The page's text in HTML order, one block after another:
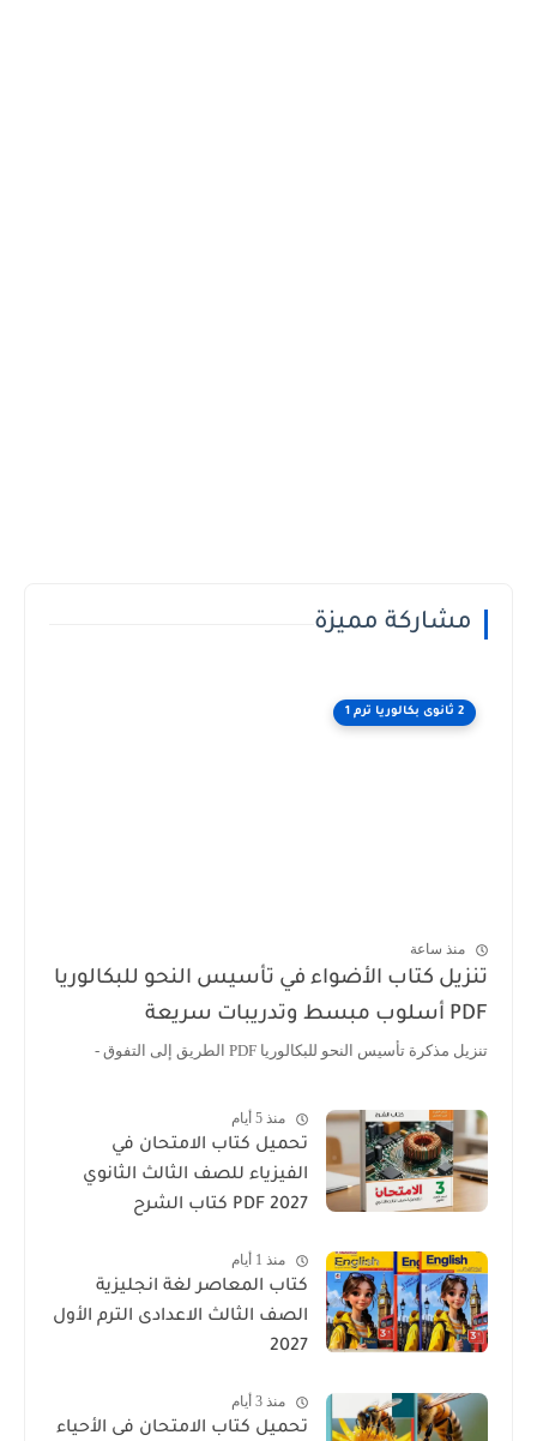
مشاركة مميزة
2 ثانوى بكالوريا ترم 1
منذ ساعة
تنزيل كتاب الأضواء في تأسيس النحو للبكالوريا
PDF أسلوب مبسط وتدريبات سريعة
تنزيل مذكرة تأسيس النحو للبكالوريا PDF الطريق إلى التفوق -
منذ 5 أيام
تحميل كتاب الامتحان في
الفيزياء للصف الثالث الثانوي
2027 PDF كتاب الشرح
منذ 1 أيام
كتاب المعاصر لغة انجليزية
الصف الثالث الاعدادى الترم الأول
2027
منذ 3 أيام
تحميل كتاب الامتحان فى الأحياء